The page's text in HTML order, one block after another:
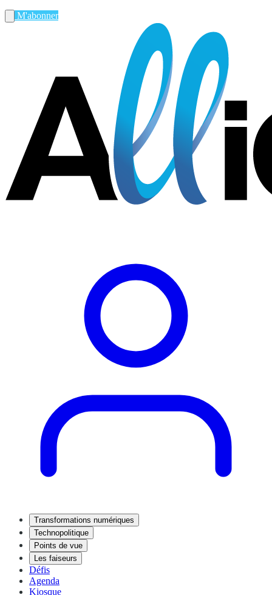
M'abonner
Transformations numériques
Technopolitique
Points de vue
Les faiseurs
Défis
Agenda
Kiosque